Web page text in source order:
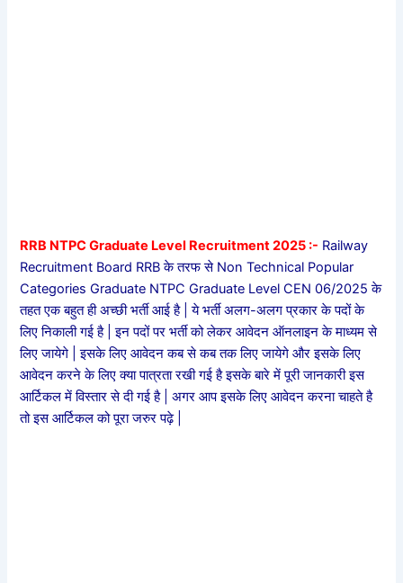
RRB NTPC Graduate Level Recruitment 2025 :- Railway
Recruitment Board RRB के तरफ से Non Technical Popular
Categories Graduate NTPC Graduate Level CEN 06/2025 के
तहत एक बहुत ही अच्छी भर्ती आई है | ये भर्ती अलग-अलग प्रकार के पदों के
लिए निकाली गई है | इन पदों पर भर्ती को लेकर आवेदन ऑनलाइन के माध्यम से
लिए जायेगे | इसके लिए आवेदन कब से कब तक लिए जायेगे और इसके लिए
आवेदन करने के लिए क्या पात्रता रखी गई है इसके बारे में पूरी जानकारी इस
आर्टिकल में विस्तार से दी गई है | अगर आप इसके लिए आवेदन करना चाहते है
तो इस आर्टिकल को पूरा जरुर पढ़े |